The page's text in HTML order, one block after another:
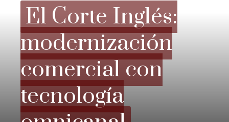
El Corte Inglés:
modernización
comercial con
tecnología